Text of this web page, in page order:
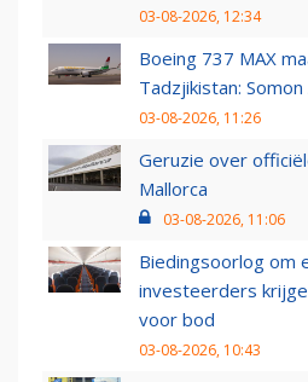
03-08-2026, 12:34
Boeing 737 MAX
Tadzjikistan:
03-08-2026, 11:26
Geruzie over
Mallorca
03-08-2026, 11:06
Biedingsoorlog om
investeerders
voor bod
03-08-2026, 10:43